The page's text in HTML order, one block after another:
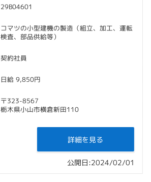
29B04601
コマツの小型建機の製造（組立、加工、運転
検査、部品供給等）
契約社員
日給 9,850円
〒323-8567
栃木県小山市横倉新田110
詳細を見る
公開日:2024/02/01